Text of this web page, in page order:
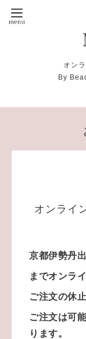
オン
By
オンライ
京都伊勢丹
までオンラ
ご注文の休
ご注文は可
ります。